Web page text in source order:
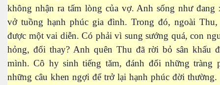
không nhận ra tấm lòng của vợ. Anh sống như đang
vở tuồng hạnh phúc gia đình. Trong đó, ngoài Thu,
được một vai diễn. Có phải vì sung sướng quá, con
hỏng, đổi thay? Anh quên Thu đã rời bỏ sân khấu
mình. Cô hy sinh tiếng tăm, đánh đổi những tràng
những câu khen ngợi để trở lại hạnh phúc đời